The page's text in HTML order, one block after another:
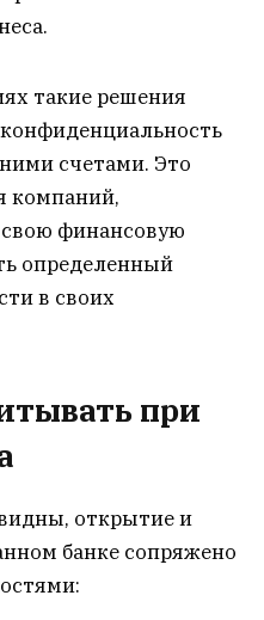
такие решения
счетами. Это
компаний,
финансовую
определенный
в своих
при
открытие и
банке сопряжено